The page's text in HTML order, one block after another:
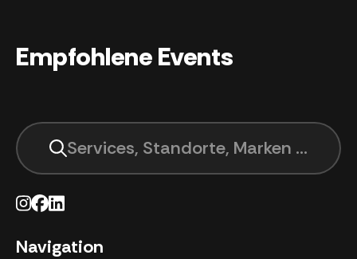
Empfohlene Events
Services, Standorte, Marken suchen
Navigation